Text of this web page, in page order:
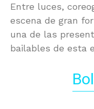
Entre luces,
escena de gran
una de las
bailables de esta